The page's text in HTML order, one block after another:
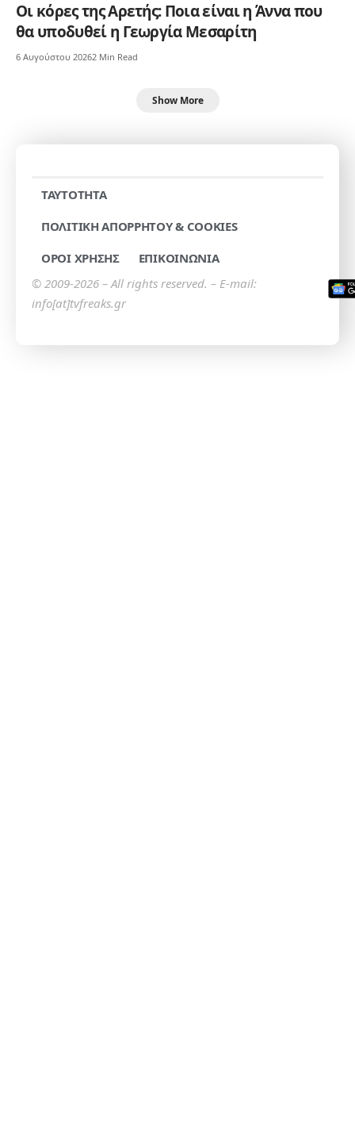
Οι κόρες της Αρετής: Ποια είναι η Άννα που
θα υποδυθεί η Γεωργία Μεσαρίτη
6 Αυγούστου 20262 Min Read
Show More
TAYTOTHTA
ΠΟΛΙΤΙΚΗ ΑΠΟΡΡΗΤΟΥ & COOKIES
ΟΡΟΙ ΧΡΗΣΗΣ
ΕΠΙΚΟΙΝΩΝΙΑ
© 2009-2026 – All rights reserved. – E-mail:
info[at]tvfreaks.gr